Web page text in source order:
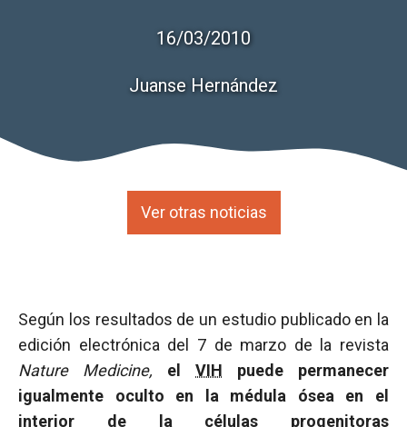
16/03/2010
Juanse Hernández
Ver otras noticias
Según los resultados de un estudio publicado en la
edición electrónica del 7 de marzo de la revista
Nature Medicine, el VIH puede permanecer
igualmente oculto en la médula ósea en el
interior de la células progenitoras